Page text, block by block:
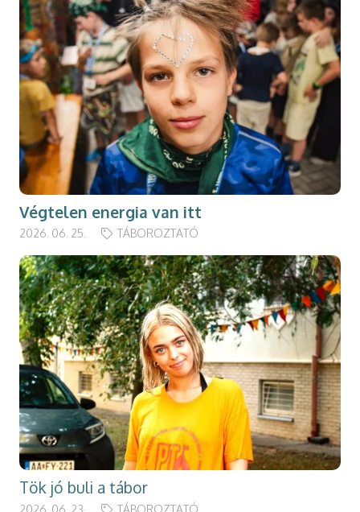
Végtelen energia van itt
2026. 06. 25. TÁBOROZTATÓ
Tök jó buli a tábor
2026. 06. 23. TÁBOROZTATÓ